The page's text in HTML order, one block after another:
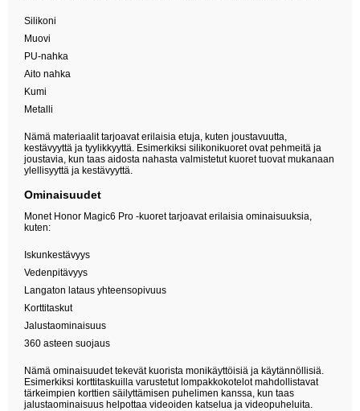
Silikoni
Muovi
PU-nahka
Aito nahka
Kumi
Metalli
Nämä materiaalit tarjoavat erilaisia etuja, kuten joustavuutta,
kestävyyttä ja tyylikkyyttä. Esimerkiksi silikonikuoret ovat pehmeitä ja
joustavia, kun taas aidosta nahasta valmistetut kuoret tuovat mukanaan
ylellisyyttä ja kestävyyttä.
Ominaisuudet
Monet Honor Magic6 Pro -kuoret tarjoavat erilaisia ominaisuuksia,
kuten:
Iskunkestävyys
Vedenpitävyys
Langaton lataus yhteensopivuus
Korttitaskut
Jalustaominaisuus
360 asteen suojaus
Nämä ominaisuudet tekevät kuorista monikäyttöisiä ja käytännöllisiä.
Esimerkiksi korttitaskuilla varustetut lompakkokotelot mahdollistavat
tärkeimpien korttien säilyttämisen puhelimen kanssa, kun taas
jalustaominaisuus helpottaa videoiden katselua ja videopuheluita.